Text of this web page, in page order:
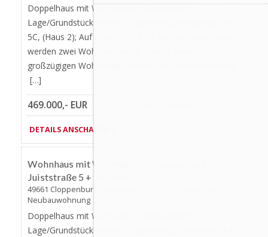
Doppelhaus mit Walmdach in Cloppenburg
Lage/Grundstück: 49661 Cloppenburg, Juiststraße 5B +
5C, (Haus 2); Auf einem 1.028 m² großen Grundstück
werden zwei Wohnhäuser mit jeweils zwei
großzügigen Wohnungen erstellt. Objektbeschreibung:
[…]
469.000,- EUR
DETAILS ANSCHAUEN »
Wohnhaus mit Walmdach in Cloppenburg,
Juiststraße 5 + 5A (Haus 1)
49661 Cloppenburg, Juiststraße 5 + 5A | Doppelhaus -
Neubauwohnung
Doppelhaus mit Walmdach in Cloppenburg
Lage/Grundstück: 49661 Cloppenburg, Juiststraße 5 +